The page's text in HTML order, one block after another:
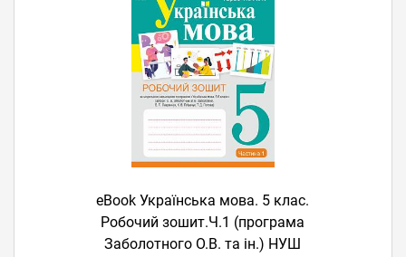
eBook Українська мова. 5 клас.
Робочий зошит.Ч.1 (програма
Заболотного О.В. та ін.) НУШ